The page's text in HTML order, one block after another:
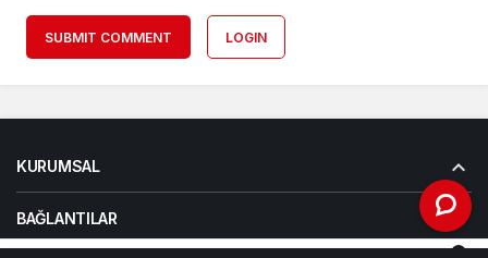
SUBMIT COMMENT LOGIN
KURUMSAL
BAĞLANTILAR